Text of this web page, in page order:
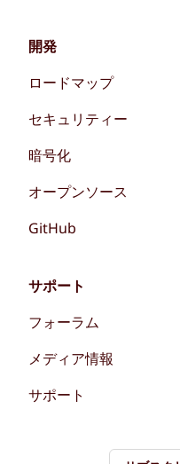
開発
ロードマップ
セキュリティー
暗号化
オープンソース
GitHub
サポート
フォーラム
メディア情報
サポート